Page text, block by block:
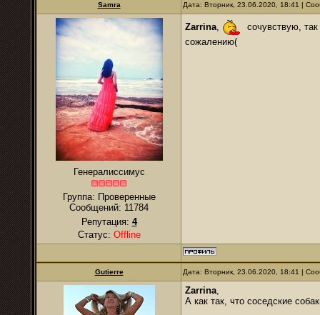
Samra Дата: Вторник, 23.06.2020, 18:41 |
Генералиссимус
Группа: Проверенные
Сообщений: 11784
Репутация: 4
Статус: Offline
Zarrina
сочувствую,
сожалению(
Gutierre Дата: Вторник, 23.06.2020, 18:41 |
Zarrina,
А как так, что соседские